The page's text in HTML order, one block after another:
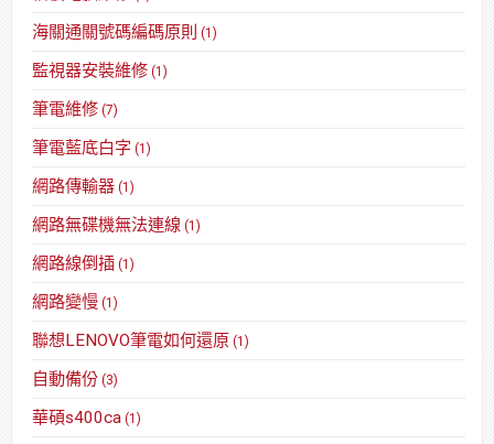
海關通關號碼編碼原則 (1)
監視器安裝維修 (1)
筆電維修 (7)
筆電藍底白字 (1)
網路傳輸器 (1)
網路無碟機無法連線 (1)
網路線倒插 (1)
網路變慢 (1)
聯想LENOVO筆電如何還原 (1)
自動備份 (3)
華碩s400ca (1)